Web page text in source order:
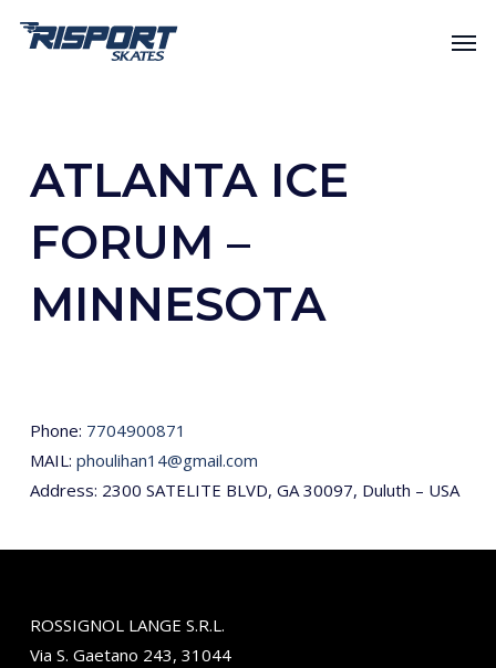
ATLANTA ICE
FORUM –
MINNESOTA
Phone: 7704900871
MAIL: phoulihan14@gmail.com
Address: 2300 SATELITE BLVD, GA 30097, Duluth – USA
ROSSIGNOL LANGE S.R.L.
Via S. Gaetano 243, 31044